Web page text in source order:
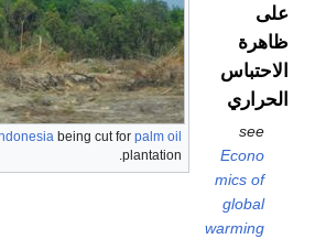
being cut for palm oil
plantation.
على
ظاهرة
الاحتباس
الحراري
see
Econo
mics of
global
warming